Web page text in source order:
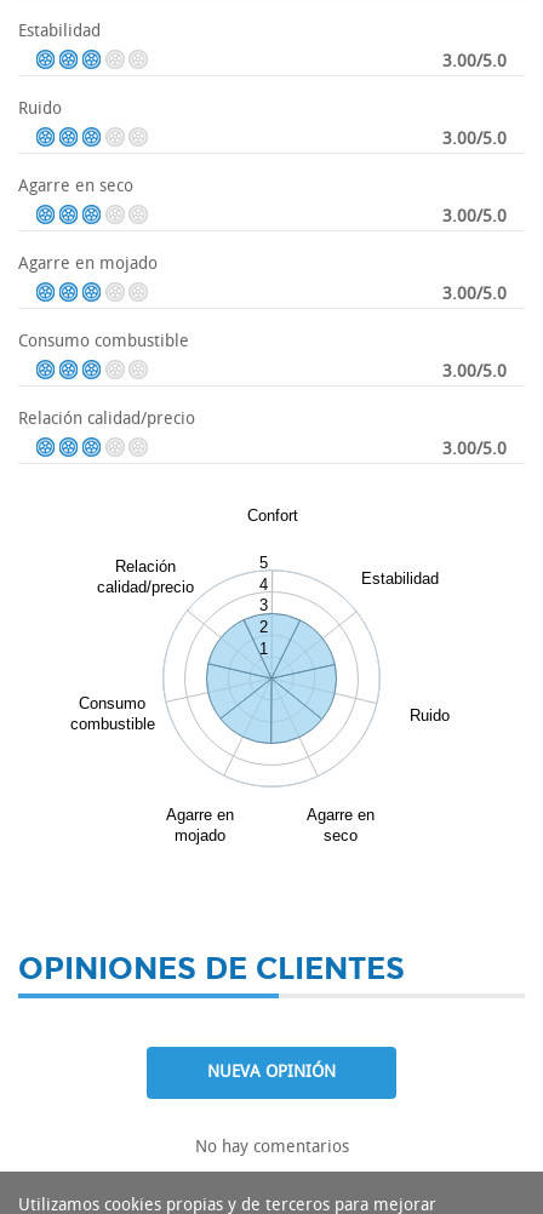
Estabilidad
3.00/5.0
Ruido
3.00/5.0
Agarre en seco
3.00/5.0
Agarre en mojado
3.00/5.0
Consumo combustible
3.00/5.0
Relación calidad/precio
3.00/5.0
Confort
Estabilidad
Ruido
Agarre en
seco
Agarre en
mojado
Consumo
combustible
Relación
calidad/precio
1
2
3
4
5
OPINIONES DE CLIENTES
NUEVA OPINIÓN
No hay comentarios
Utilizamos cookies propias y de terceros para mejorar